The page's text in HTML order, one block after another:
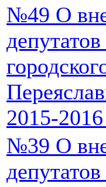
№49 О
2015-
№39 О